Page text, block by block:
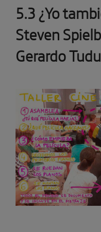
5.3 ¿Yo
Steven
Gerardo